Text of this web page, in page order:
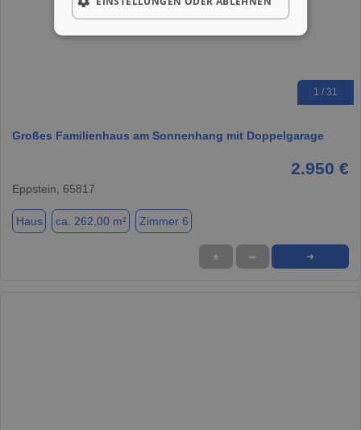
1 / 31
Großes Familienhaus am Sonnenhang mit Doppelgarage
2.950 €
Eppstein, 65817
Haus ca. 262,00 m² Zimmer 6
★ ➦ ➜